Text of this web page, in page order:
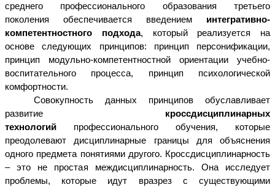
среднего профессионального образования третьего
поколения обеспечивается введением интегративно-
компетентностного подхода, который реализуется на
основе следующих принципов: принцип персонификации,
принцип модульно-компетентностной ориентации учебно-
воспитательного процесса, принцип психологической
комфортности.
Совокупность данных принципов обуславливает
развитие кроссдисциплинарных
технологий профессионального обучения, которые
преодолевают дисциплинарные границы для объяснения
одного предмета понятиями другого. Кроссдисциплинарность
– это не простая междисциплинарность. Она исследует
проблемы, которые идут вразрез с существующими